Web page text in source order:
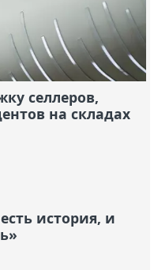
селлеров,
на складах
история, и